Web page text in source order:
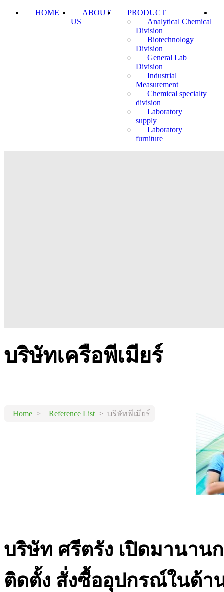
HOME
ABOUT
US
PRODUCT
Analytical Chemical
Division
Biotechnology
Division
General Lab
Division
Industrial
Measurement
Chemical specialty
division
Laboratory
supply
Laboratory
furniture
บริษัทเครือพีเมียร์
Home > Reference List > บริษัทพีเมียร์
บริษัท ศรีตรัง เปิดมานานก
ติดตั้ง สั่งซื้ออุปกรณ์ในด้